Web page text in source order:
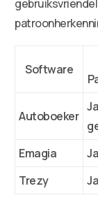
Software
Autoboeker
Emagia Ja
Trezy
Ja